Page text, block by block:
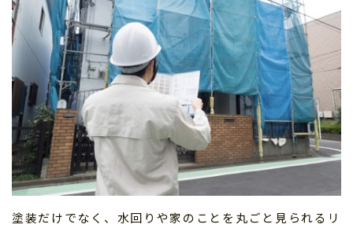
塗装だけでなく、水回りや家のことを丸ごと見られるリ